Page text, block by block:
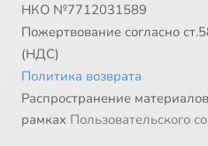
НКО №7712031589
Пожертвование согласно
(НДС)
Политика возврата
Распространение
рамках Пользовательского